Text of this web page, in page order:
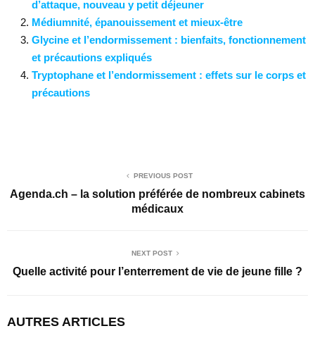
d’attaque, nouveau y petit déjeuner
Médiumnité, épanouissement et mieux-être
Glycine et l’endormissement : bienfaits, fonctionnement
et précautions expliqués
Tryptophane et l’endormissement : effets sur le corps et
précautions
PREVIOUS POST
Agenda.ch – la solution préférée de nombreux cabinets
médicaux
NEXT POST
Quelle activité pour l’enterrement de vie de jeune fille ?
AUTRES ARTICLES